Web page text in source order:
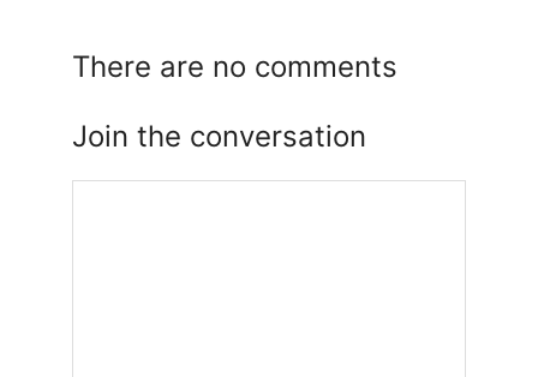
There are no comments
Join the conversation